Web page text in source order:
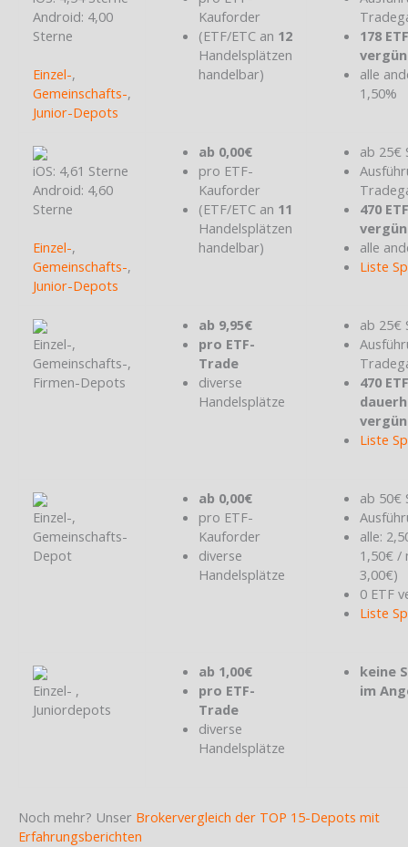
Android: 4,00
Sterne
Einzel-,
Gemeinschafts-,
Junior-Depots
Kauforder
(ETF/ETC an 12
Handelsplätzen
handelbar)
178
alle
1,50%
iOS: 4,61 Sterne
Android: 4,60
Sterne
Einzel-,
Gemeinschafts-,
Junior-Depots
ab 0,00€
pro ETF-
Kauforder
(ETF/ETC an 11
Handelsplätzen
handelbar)
ab 25€
470
alle
Liste
Einzel-,
Gemeinschafts-,
Firmen-Depots
ab 9,95€
pro ETF-
Trade
diverse
Handelsplätze
ab 25€
470
Liste
Einzel-,
Gemeinschafts-
Depot
ab 0,00€
pro ETF-
Kauforder
diverse
Handelsplätze
ab 50€
alle:
1,50€ /
3,00€)
0 ETF
Liste
Einzel- ,
Juniordepots
ab 1,00€
pro ETF-
Trade
diverse
Handelsplätze
keine
im
Noch mehr? Unser Brokervergleich der TOP 15-Depots mit
Erfahrungsberichten